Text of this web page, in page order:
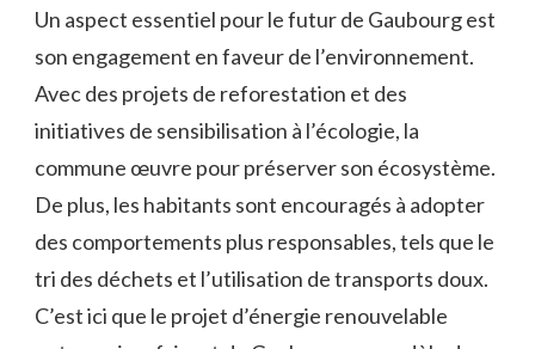
Un aspect essentiel pour le futur de Gaubourg est
son engagement en faveur de l’environnement.
Avec des projets de reforestation et des
initiatives de sensibilisation à l’écologie, la
commune œuvre pour préserver son écosystème.
De plus, les habitants sont encouragés à adopter
des comportements plus responsables, tels que le
tri des déchets et l’utilisation de transports doux.
C’est ici que le projet d’énergie renouvelable